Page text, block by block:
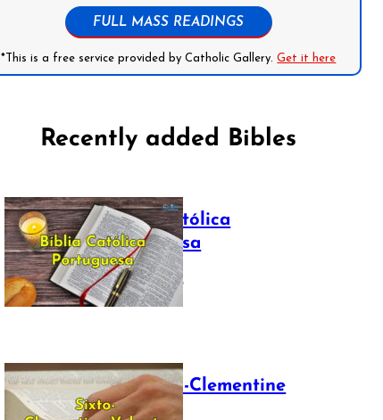
FULL MASS READINGS
*This is a free service provided by Catholic Gallery.Get it here
Recently added Bibles
Bíblia Católica
Portuguesa
July 16, 2025
The Sixto-Clementine
Vulgate